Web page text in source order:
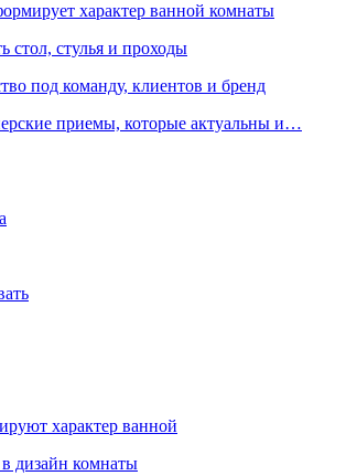
характер ванной комнаты
стол, стулья и проходы
под команду, клиентов и бренд
приемы, которые актуальны и…
характер ванной
дизайн комнаты